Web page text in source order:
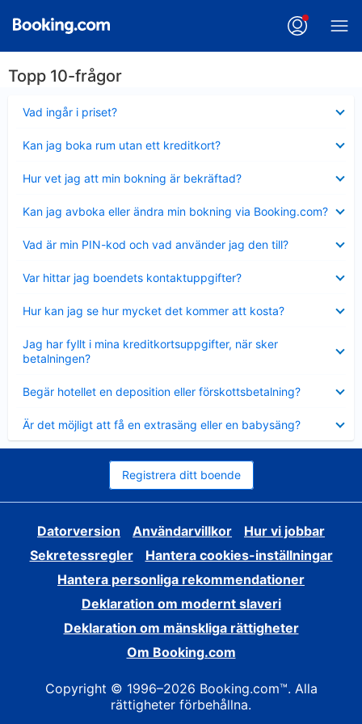
Topp 10-frågor
Vad ingår i priset?
mindre
Kan jag boka rum utan ett kreditkort?
mindre
Hur vet jag att min bokning är bekräftad?
mindre
Kan jag avboka eller ändra min bokning via Booking.com?
mindre
Vad är min PIN-kod och vad använder jag den till?
mindre
Var hittar jag boendets kontaktuppgifter?
mindre
Hur kan jag se hur mycket det kommer att kosta?
mindre
Jag har fyllt i mina kreditkortsuppgifter, när sker
betalningen?
mindre
Begär hotellet en deposition eller förskottsbetalning?
mindre
Är det möjligt att få en extrasäng eller en babysäng?
mindre
Registrera ditt boende
Datorversion Användarvillkor
Hur vi jobbar
Sekretessregler
Hantera cookies-inställningar
Hantera personliga rekommendationer
Deklaration om modernt slaveri
Deklaration om mänskliga rättigheter
Om Booking.com
Copyright © 1996–2026 Booking.com™. Alla
rättigheter förbehållna.